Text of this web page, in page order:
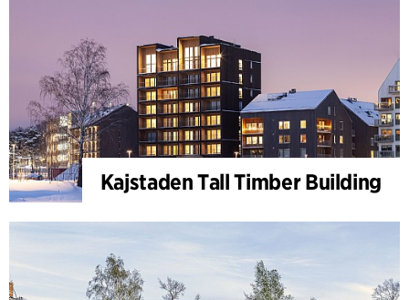
Kajstaden Tall Timber Building